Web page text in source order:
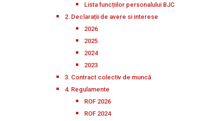
Lista funcțiilor personalului BJC
2. Declarații de avere si interese
2026
2025
2024
2023
3. Contract colectiv de muncă
4. Regulamente
ROF 2026
ROF 2024